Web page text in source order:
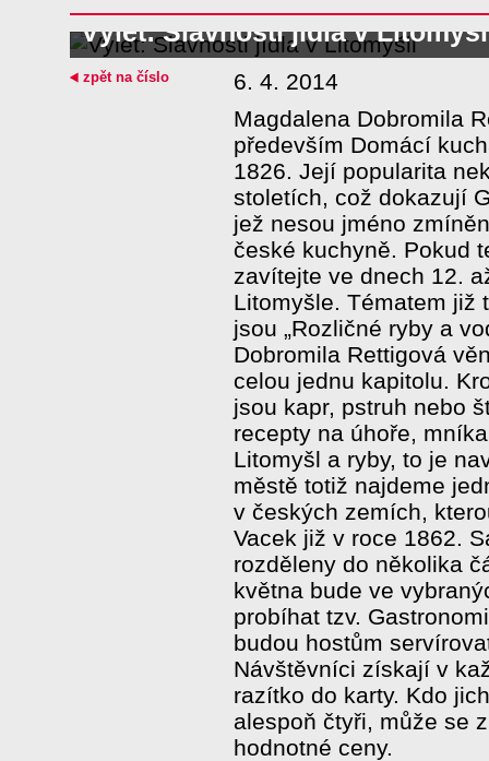
Výlet: Slavnosti jídla v
6. 4. 2014
Magdalena Dobromila
především Domácí
1826. Její popularita
stoletích, což dokazují
jež nesou jméno
české kuchyně. Pokud
zavítejte ve dnech 12.
Litomyšle. Tématem již
jsou „Rozličné ryby a
Dobromila Rettigová
celou jednu kapitolu.
jsou kapr, pstruh nebo
recepty na úhoře,
Litomyšl a ryby, to je
městě totiž najdeme
v českých zemích,
Vacek již v roce 1862.
rozděleny do několika
května bude ve
probíhat tzv.
budou hostům
Návštěvníci získají v
razítko do karty. Kdo
alespoň čtyři, může se
hodnotné ceny.
zpět na číslo